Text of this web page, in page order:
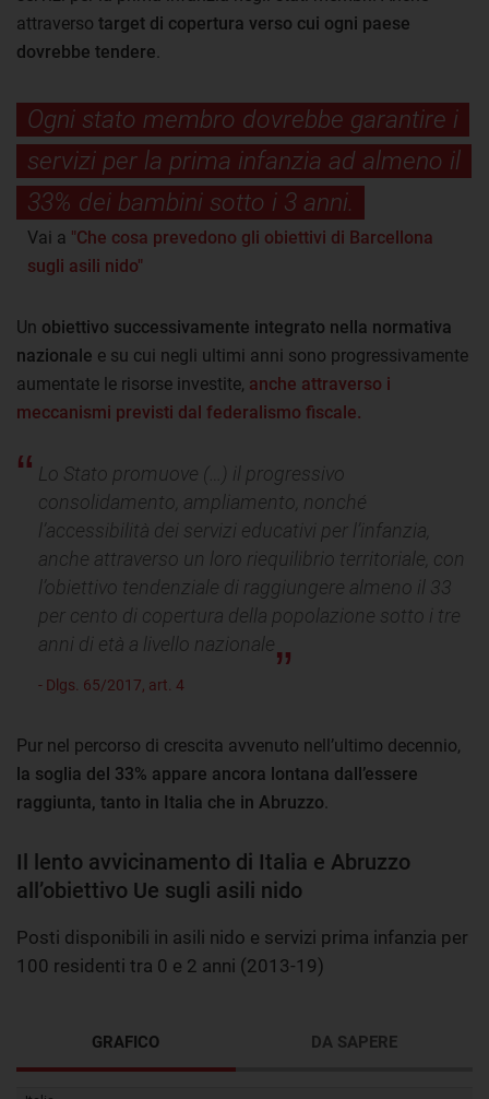
attraverso target di copertura verso cui ogni paese
dovrebbe tendere
Ogni stato membro dovrebbe garantire i
servizi per la prima infanzia ad almeno il
33% dei bambini sotto i 3 anni.
Vai a "Che cosa prevedono gli obiettivi di Barcellona
sugli asili nido"
Un obiettivo successivamente integrato nella normativa
nazionale e su cui negli ultimi anni sono progressivamente
aumentate le risorse investite, anche attraverso i
meccanismi previsti dal federalismo fiscale.
Lo Stato promuove (…) il progressivo
consolidamento, ampliamento, nonché
l’accessibilità dei servizi educativi per l’infanzia,
anche attraverso un loro riequilibrio territoriale, con
l’obiettivo tendenziale di raggiungere almeno il 33
per cento di copertura della popolazione sotto i tre
anni di età a livello nazionale
- Dlgs. 65/2017, art. 4
Pur nel percorso di crescita avvenuto nell’ultimo decennio,
la soglia del 33% appare ancora lontana dall’essere
raggiunta, tanto in Italia che in Abruzzo
Il lento avvicinamento di Italia e Abruzzo
all’obiettivo Ue sugli asili nido
Posti disponibili in asili nido e servizi prima infanzia per
100 residenti tra 0 e 2 anni (2013-19)
GRAFICO DA SAPERE